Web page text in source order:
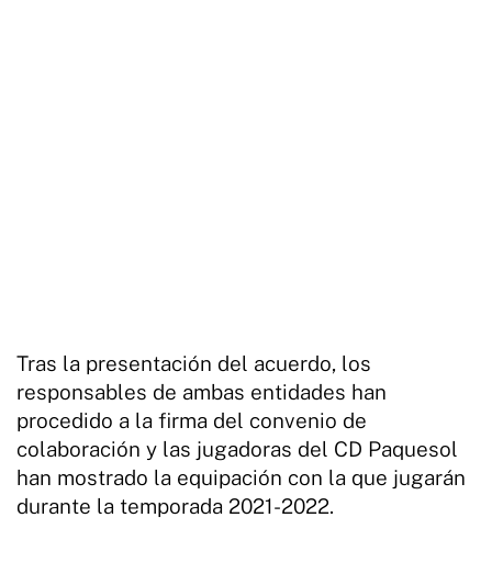
Tras la presentación del acuerdo, los
responsables de ambas entidades han
procedido a la firma del convenio de
colaboración y las jugadoras del CD Paquesol
han mostrado la equipación con la que jugarán
durante la temporada 2021-2022.